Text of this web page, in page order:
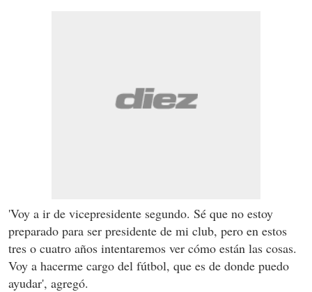
'Voy a ir de vicepresidente segundo. Sé que no estoy
preparado para ser presidente de mi club, pero en estos
tres o cuatro años intentaremos ver cómo están las cosas.
Voy a hacerme cargo del fútbol, que es de donde puedo
ayudar', agregó.